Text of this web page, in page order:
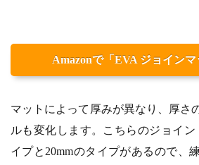
Amazonで「EVA ジョイン
マットによって厚みが異なり、厚さ
ルも変化します。こちらのジョイン
イプと20mmのタイプがあるので、